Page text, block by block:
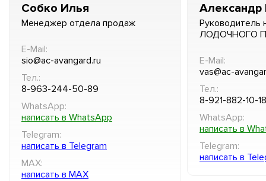
Собко Илья
Менеджер отдела продаж
E-Mail:
sio@ac-avangard.ru
Тел.:
8-963-244-50-89
WhatsApp:
написать в WhatsApp
Telegram:
написать в Telegram
MAX:
написать в MAX
Александр
Руководитель
ЛОДОЧНОГО
E-Mail:
vas@ac-
Тел.:
8-921-882-10-18
WhatsApp:
написать в
Telegram:
написать в